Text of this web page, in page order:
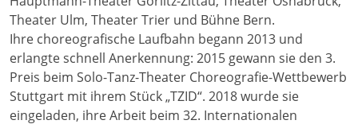
Theater Ulm, Theater Trier und Bühne Bern.
Ihre choreografische Laufbahn begann 2013 und
erlangte schnell Anerkennung: 2015 gewann sie den 3.
Preis beim Solo-Tanz-Theater Choreografie-Wettbewerb
Stuttgart mit ihrem Stück „TZID“. 2018 wurde sie
eingeladen, ihre Arbeit beim 32. Internationalen